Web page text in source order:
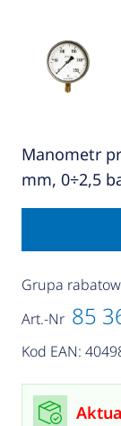
Manometr
mm, 0÷2,5
Art.-Nr 85
Kod EAN:
Grupa